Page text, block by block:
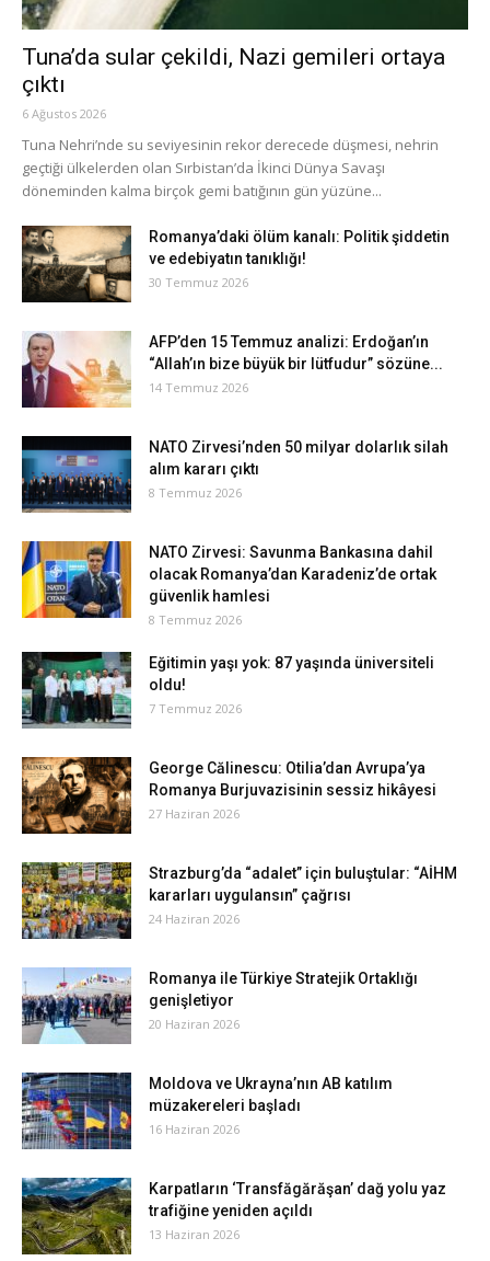
Tuna’da sular çekildi, Nazi gemileri ortaya
çıktı
6 Ağustos 2026
Tuna Nehri’nde su seviyesinin rekor derecede düşmesi, nehrin
geçtiği ülkelerden olan Sırbistan’da İkinci Dünya Savaşı
döneminden kalma birçok gemi batığının gün yüzüne...
Romanya’daki ölüm kanalı: Politik şiddetin
ve edebiyatın tanıklığı!
30 Temmuz 2026
AFP’den 15 Temmuz analizi: Erdoğan’ın
“Allah’ın bize büyük bir lütfudur” sözüne...
14 Temmuz 2026
NATO Zirvesi’nden 50 milyar dolarlık silah
alım kararı çıktı
8 Temmuz 2026
NATO Zirvesi: Savunma Bankasına dahil
olacak Romanya’dan Karadeniz’de ortak
güvenlik hamlesi
8 Temmuz 2026
Eğitimin yaşı yok: 87 yaşında üniversiteli
oldu!
7 Temmuz 2026
George Călinescu: Otilia’dan Avrupa’ya
Romanya Burjuvazisinin sessiz hikâyesi
27 Haziran 2026
Strazburg’da “adalet” için buluştular: “AİHM
kararları uygulansın” çağrısı
24 Haziran 2026
Romanya ile Türkiye Stratejik Ortaklığı
genişletiyor
20 Haziran 2026
Moldova ve Ukrayna’nın AB katılım
müzakereleri başladı
16 Haziran 2026
Karpatların ‘Transfăgărăşan’ dağ yolu yaz
trafiğine yeniden açıldı
13 Haziran 2026